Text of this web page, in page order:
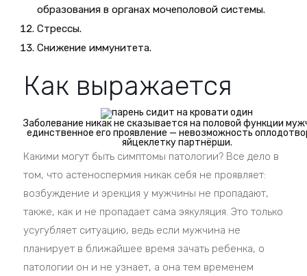
образования в органах мочеполовой системы.
Стрессы.
Снижение иммунитета.
Как выражается
Заболевание никак не сказывается на половой функции
единственное его проявление — невозможность
яйцеклетку партнёрши.
Какими могут быть симптомы патологии? Все дело в
том, что астеноспермия никак себя не проявляет:
возбуждение и эрекция у мужчины не пропадают,
также, как и не пропадает сама эякуляция. Это только
усугубляет ситуацию, ведь если мужчина не
планирует в ближайшее время зачать ребенка, о
патологии он и не узнает, а она тем временем